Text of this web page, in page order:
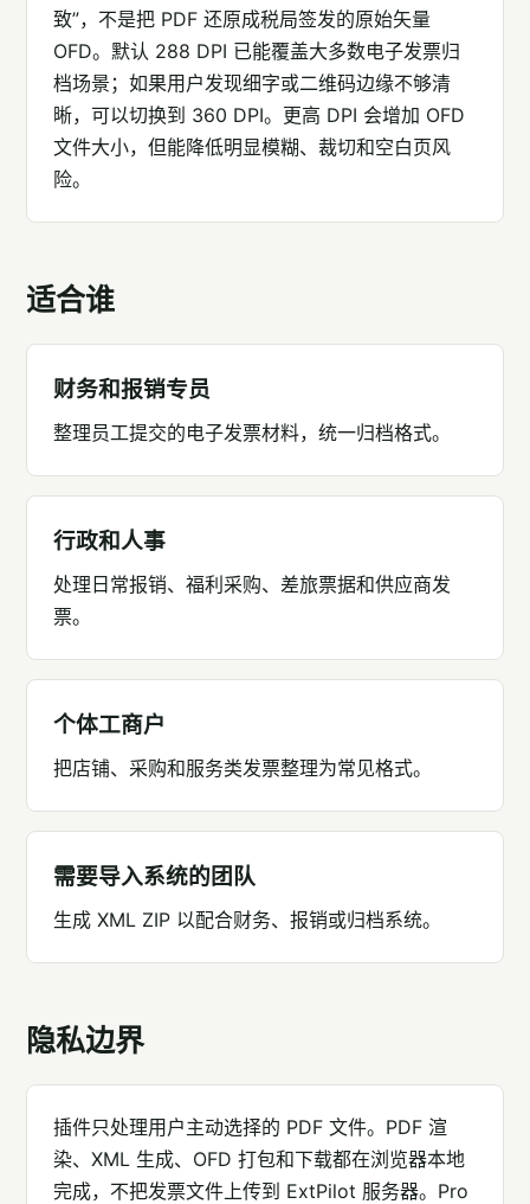
致”，不是把 PDF 还原成税局签发的原始矢量
OFD。默认 288 DPI 已能覆盖大多数电子发票归
档场景；如果用户发现细字或二维码边缘不够清
晰，可以切换到 360 DPI。更高 DPI 会增加 OFD
文件大小，但能降低明显模糊、裁切和空白页风
险。
适合谁
财务和报销专员
整理员工提交的电子发票材料，统一归档格式。
行政和人事
处理日常报销、福利采购、差旅票据和供应商发
票。
个体工商户
把店铺、采购和服务类发票整理为常见格式。
需要导入系统的团队
生成 XML ZIP 以配合财务、报销或归档系统。
隐私边界
插件只处理用户主动选择的 PDF 文件。PDF 渲
染、XML 生成、OFD 打包和下载都在浏览器本地
完成，不把发票文件上传到 ExtPilot 服务器。Pro